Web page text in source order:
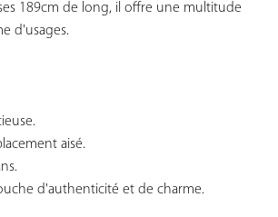
189cm de long, il offre une multitude
d'usages.
aisé.
d'authenticité et de charme.